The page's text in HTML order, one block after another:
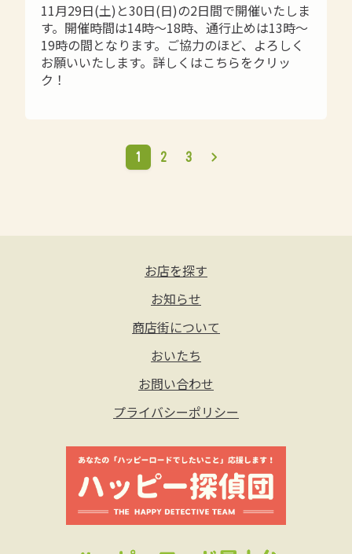
11月29日(土)と30日(日)の2日間で開催いたしま
す。開催時間は14時～18時、通行止めは13時～
19時の間となります。ご協力のほど、よろしく
お願いいたします。詳しくはこちらをクリッ
ク！
1 2 3
お店を探す
お知らせ
商店街について
おいたち
お問い合わせ
プライバシーポリシー